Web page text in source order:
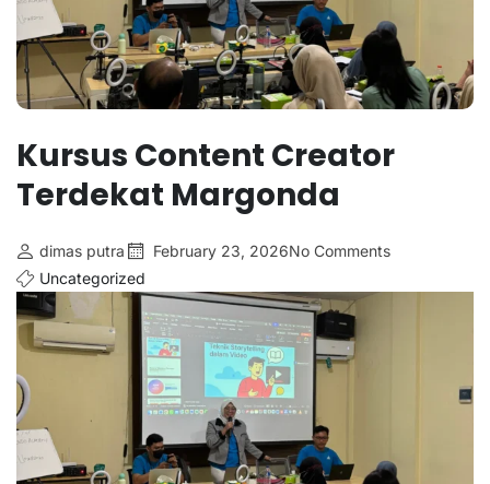
Kursus Content Creator
Terdekat Margonda
dimas putra February 23, 2026No Comments
Uncategorized